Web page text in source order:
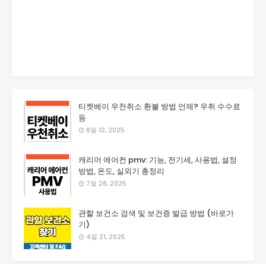
티켓베이 우천취소 환불 방법 언제? 우취 수수료
등
8월 12, 2025
캐리어 에어컨 pmv: 기능, 전기세, 사용법, 설정
방법, 온도, 실외기 총정리
7월 28, 2025
관할 보건소 검색 및 보건증 발급 방법 (바로가
기)
4월 21, 2025